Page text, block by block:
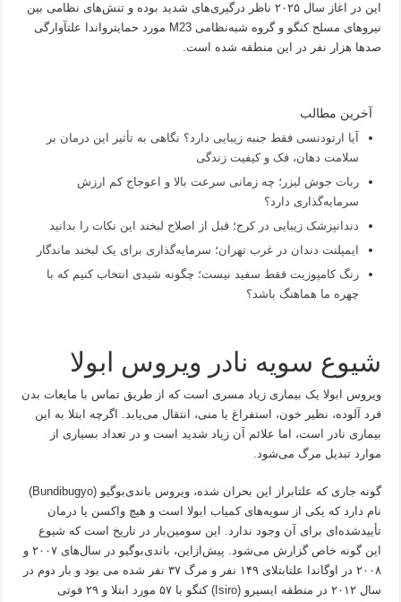
این در اغاز سال ۲۰۲۵ ناظر درگیری‌های شدید بوده و تنش‌های نظامی بین
نیروهای مسلح کنگو و گروه شبه‌نظامی M23 مورد حمایترواندا علتآوارگی
صدها هزار نفر در این منطقه شده است.
آخرین مطالب
آیا ارتودنسی فقط جنبه زیبایی دارد؟ نگاهی به تأثیر این درمان بر
سلامت دهان، فک و کیفیت زندگی
ربات جوش لیزر؛ چه زمانی سرعت بالا و اعوجاج کم ارزش
سرمایه‌گذاری دارد؟
دندانپزشک زیبایی در کرج؛ قبل از اصلاح لبخند این نکات را بدانید
ایمپلنت دندان در غرب تهران؛ سرمایه‌گذاری برای یک لبخند ماندگار
رنگ کامپوزیت فقط سفید نیست؛ چگونه شیدی انتخاب کنیم که با
چهره ما هماهنگ باشد؟
شیوع سویه نادر ویروس ابولا
ویروس ابولا یک بیماری زیاد مسری است که از طریق تماس با مایعات بدن
فرد آلوده، نظیر خون، استفراغ یا منی، انتقال می‌یابد. اگرچه ابتلا به این
بیماری نادر است، اما علائم آن زیاد شدید است و در تعداد بسیاری از
موارد تبدیل مرگ می‌شود.
گونه جاری که علتابراز این بحران شده، ویروس باندی‌بوگیو (Bundibugyo)
نام دارد که یکی از سویه‌های کمیاب ابولا است و هیچ واکسن یا درمان
تأییدشده‌ای برای آن وجود ندارد. این سومین‌بار در تاریخ است که شیوع
این گونه خاص گزارش می‌شود. پیش‌ازاین، باندی‌بوگیو در سال‌های ۲۰۰۷ و
۲۰۰۸ در اوگاندا علتابتلای ۱۴۹ نفر و مرگ ۳۷ نفر شده می بود و بار دوم در
سال ۲۰۱۲ در منطقه ایسیرو (Isiro) کنگو با ۵۷ مورد ابتلا و ۲۹ فوتی